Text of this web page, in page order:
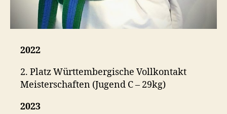
2022
2. Platz Württembergische Vollkontakt
Meisterschaften (Jugend C – 29kg)
2023